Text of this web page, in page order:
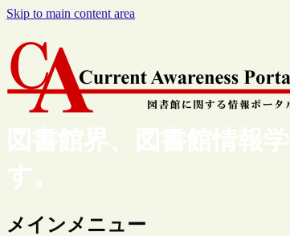
Skip to main content area
図書館界、図書館情報
す。
メインメニュー